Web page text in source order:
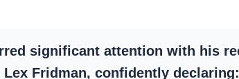
significant attention with his
Fridman, confidently